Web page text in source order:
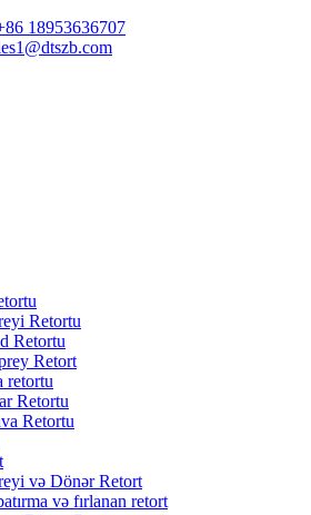
18953636707
Retortu
Retortu
Retort
retortu
Retortu
Retortu
və Dönər Retort
və fırlanan retort